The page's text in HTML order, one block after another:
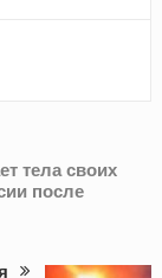
тела своих
после